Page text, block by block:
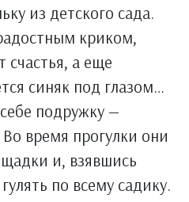
из детского сада.
криком,
счастья, а еще
синяк под глазом…
подружку —
время прогулки они
и, взявшись
по всему садику.